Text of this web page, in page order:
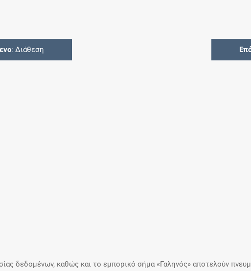
: Διάθεση
δεδομένων, καθώς και το εμπορικό σήμα «Γαληνός» αποτελούν